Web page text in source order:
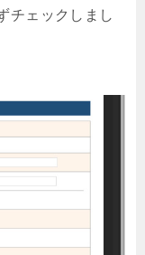
チェックしまし